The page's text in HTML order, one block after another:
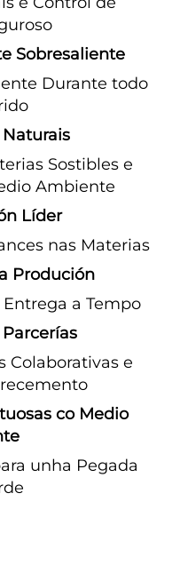
Sobresaliente
Durante todo
Sostibles e
Ambiente
Líder
Produción
a Tempo
Colaborativas e
co Medio
unha Pegada